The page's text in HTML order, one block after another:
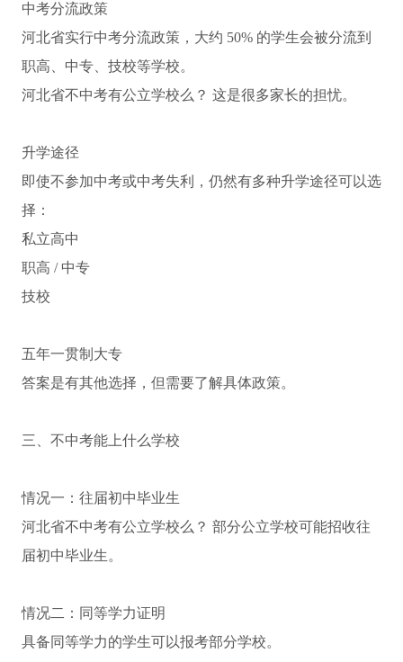
中考分流政策
河北省实行中考分流政策，大约 50% 的学生会被分流到
职高、中专、技校等学校。
河北省不中考有公立学校么？ 这是很多家长的担忧。
升学途径
即使不参加中考或中考失利，仍然有多种升学途径可以选
择：
私立高中
职高 / 中专
技校
五年一贯制大专
答案是有其他选择，但需要了解具体政策。
三、不中考能上什么学校
情况一：往届初中毕业生
河北省不中考有公立学校么？ 部分公立学校可能招收往
届初中毕业生。
情况二：同等学力证明
具备同等学力的学生可以报考部分学校。